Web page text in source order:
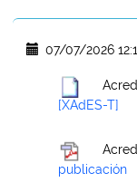
07/07/2026
[XAdES-T]
publicación